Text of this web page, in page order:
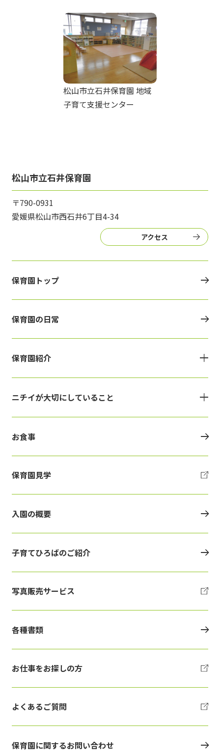
松山市立石井保育園 地域
子育て支援センター
松山市立石井保育園
〒790-0931
愛媛県松山市西石井6丁目4-34
アクセス
保育園トップ
保育園の日常
保育園紹介
ニチイが大切にしていること
お食事
保育園見学
入園の概要
子育てひろばのご紹介
写真販売サービス
各種書類
お仕事をお探しの方
よくあるご質問
保育園に関するお問い合わせ